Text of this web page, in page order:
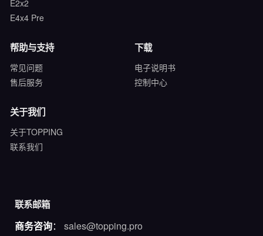
E2x2
E4x4 Pre
帮助与支持
常见问题
售后服务
下载
电子说明书
控制中心
关于我们
关于TOPPING
联系我们
联系邮箱
商务咨询： sales@topping.pro